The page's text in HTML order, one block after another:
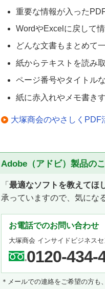
重要な情報が入った
WordやExcelに戻して
どんな文書もまとめて
紙からテキストを読み
ページ番号やタイトル
紙に赤入れやメモ書き
大塚商会のやさしくPDF
Adobe（アドビ）製品の
「 最適なソフトを教えてほ
承っていますので、気にな
お電話でのお問い合わせ
大塚商会 インサイドビジネス
0120-434-
＊メールでの連絡をご希望の方も